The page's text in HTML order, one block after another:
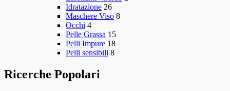
Idratazione 26
Maschere Viso 8
Occhi 4
Pelle Grassa 15
Pelli Impure 18
Pelli sensibili 8
Ricerche Popolari